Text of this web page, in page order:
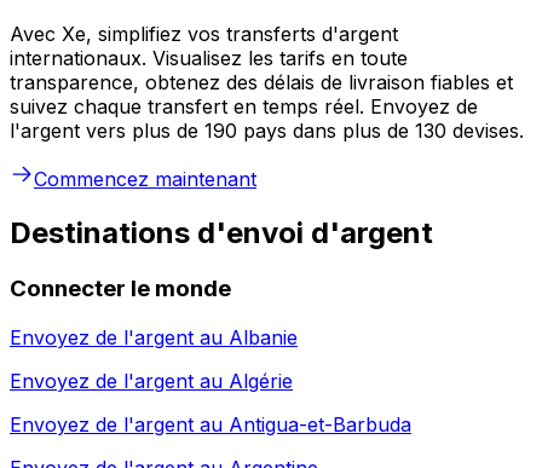
Avec Xe, simplifiez vos transferts d'argent
internationaux. Visualisez les tarifs en toute
transparence, obtenez des délais de livraison fiables et
suivez chaque transfert en temps réel. Envoyez de
l'argent vers plus de 190 pays dans plus de 130 devises.
Commencez maintenant
Destinations d'envoi d'argent
Connecter le monde
Envoyez de l'argent au Albanie
Envoyez de l'argent au Algérie
Envoyez de l'argent au Antigua-et-Barbuda